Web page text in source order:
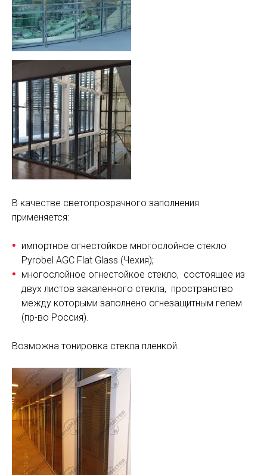
В качестве светопрозрачного заполнения
применяется:
импортное огнестойкое многослойное стекло
Pyrobel AGC Flat Glass (Чехия);
многослойное огнестойкое стекло, состоящее из
двух листов закаленного стекла, пространство
между которыми заполнено огнезащитным гелем
(пр-во Россия).
Возможна тонировка стекла пленкой.